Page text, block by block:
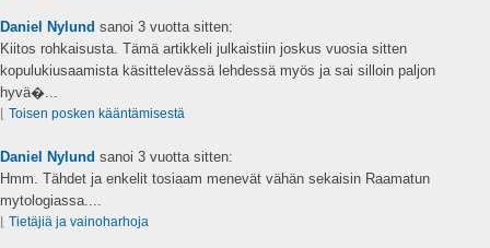
Daniel Nylund sanoi 3 vuotta sitten:
Kiitos rohkaisusta. Tämä artikkeli julkaistiin joskus vuosia sitten
kopulukiusaamista käsittelevässä lehdessä myös ja sai silloin paljon
hyvä�...
Toisen posken kääntämisestä
Daniel Nylund sanoi 3 vuotta sitten:
Hmm. Tähdet ja enkelit tosiaam menevät vähän sekaisin Raamatun
mytologiassa....
Tietäjiä ja vainoharhoja